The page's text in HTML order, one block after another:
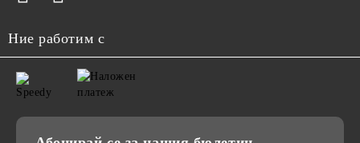
Ние работим с